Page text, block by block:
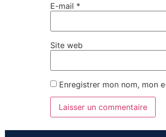
E-mail *
Site web
Enregistrer mon nom, mon